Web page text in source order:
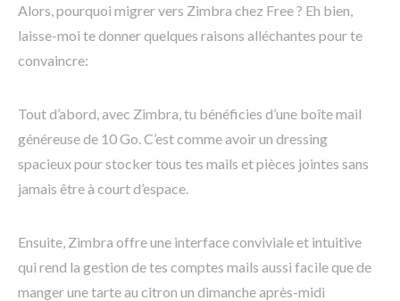
Alors, pourquoi migrer vers Zimbra chez Free ? Eh bien,
laisse-moi te donner quelques raisons alléchantes pour te
convaincre:
Tout d’abord, avec Zimbra, tu bénéficies d’une boîte mail
généreuse de 10 Go. C’est comme avoir un dressing
spacieux pour stocker tous tes mails et pièces jointes sans
jamais être à court d’espace.
Ensuite, Zimbra offre une interface conviviale et intuitive
qui rend la gestion de tes comptes mails aussi facile que de
manger une tarte au citron un dimanche après-midi